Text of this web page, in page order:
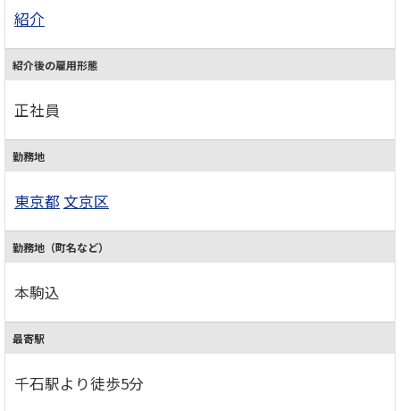
紹介
紹介後の雇用形態
正社員
勤務地
東京都 文京区
勤務地（町名など）
本駒込
最寄駅
千石駅より徒歩5分